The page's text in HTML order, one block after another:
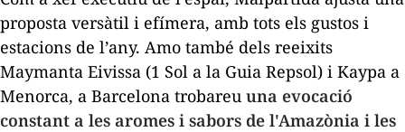
proposta versàtil i efímera, amb tots els gustos i
estacions de l’any. Amo també dels reeixits
Maymanta Eivissa (1 Sol a la Guia Repsol) i Kaypa a
Menorca, a Barcelona trobareu una evocació
constant a les aromes i sabors de l'Amazònia i les